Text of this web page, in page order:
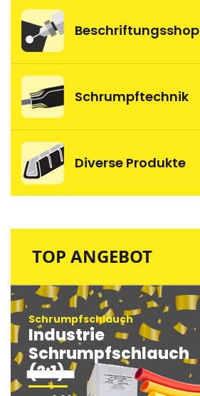
TOP ANGEBOT
Schrumpfschlauch
Industrie
Schrumpfschlauch
(2:1)
Beschriftungsshop
Schrumpftechnik
Diverse Produkte